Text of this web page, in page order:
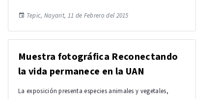
Tepic, Nayarit, 11 de Febrero del 2015
Muestra fotográfica Reconectando
la vida permanece en la UAN
La exposición presenta especies animales y vegetales,